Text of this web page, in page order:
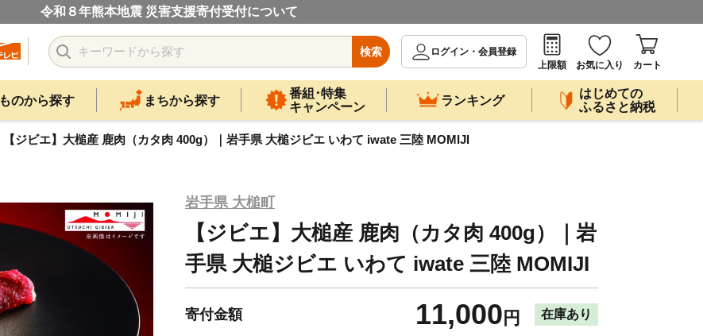
令和８年熊本地震 災害支援寄付受付について
検索
ログイン・会員登録
上限額
お気に入り カート
ものから探す まちから探す
番組･特集
キャンペーン
ランキング
はじめての
ふるさと納税
【ジビエ】大槌産 鹿肉（カタ肉 400g）｜岩手県 大槌ジビエ いわて iwate 三陸 MOMIJI
岩手県 大槌町
【ジビエ】大槌産 鹿肉（カタ肉 400g）｜岩
手県 大槌ジビエ いわて iwate 三陸 MOMIJI
寄付金額 11,000 円 在庫あり